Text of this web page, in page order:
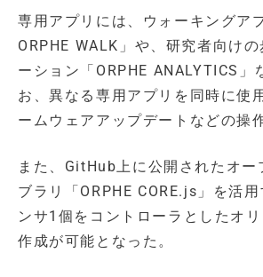
専用アプリには、ウォーキングア
ORPHE WALK」や、研究者向けの
ーション「ORPHE ANALYTICS」
お、異なる専用アプリを同時に使
ームウェアアップデートなどの操
また、GitHub上に公開されたオー
ブラリ「ORPHE CORE.js」を活
ンサ1個をコントローラとしたオ
作成が可能となった。